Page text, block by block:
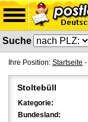
Suche
Ihre Position: Startseite -
Stoltebüll
Kategorie:
Bundesland: